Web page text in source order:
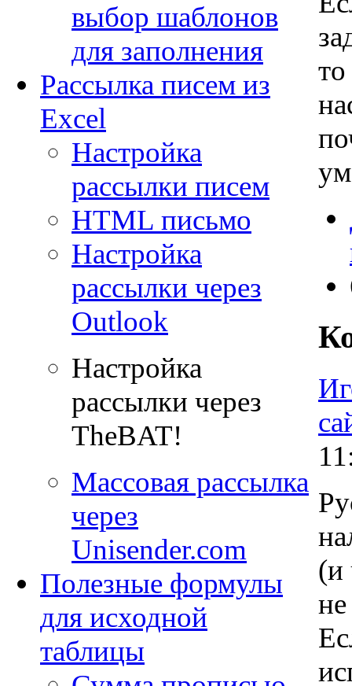
выбор шаблонов
для заполнения
Рассылка писем из
Excel
Настройка
рассылки писем
HTML письмо
Настройка
рассылки через
Outlook
Настройка
рассылки через
TheBAT!
Массовая рассылка
через
Unisender.com
Полезные формулы
для исходной
таблицы
то
(и